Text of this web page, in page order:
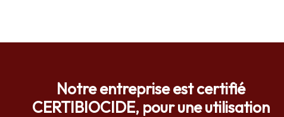
Notre entreprise est certifié
CERTIBIOCIDE, pour une utilisation